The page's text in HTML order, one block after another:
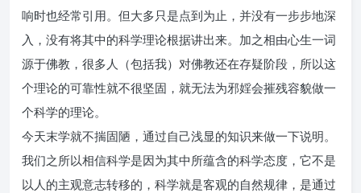
响时也经常引用。但大多只是点到为止，并没有一步步地深
入，没有将其中的科学理论根据讲出来。加之相由心生一词
源于佛教，很多人（包括我）对佛教还在存疑阶段，所以这
个理论的可靠性就不很坚固，就无法为邪婬会摧残容貌做一
个科学的理论。
今天末学就不揣固陋，通过自己浅显的知识来做一下说明。
我们之所以相信科学是因为其中所蕴含的科学态度，它不是
以人的主观意志转移的，科学就是客观的自然规律，是通过